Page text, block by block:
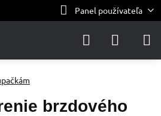
Panel používateľa
brzdového